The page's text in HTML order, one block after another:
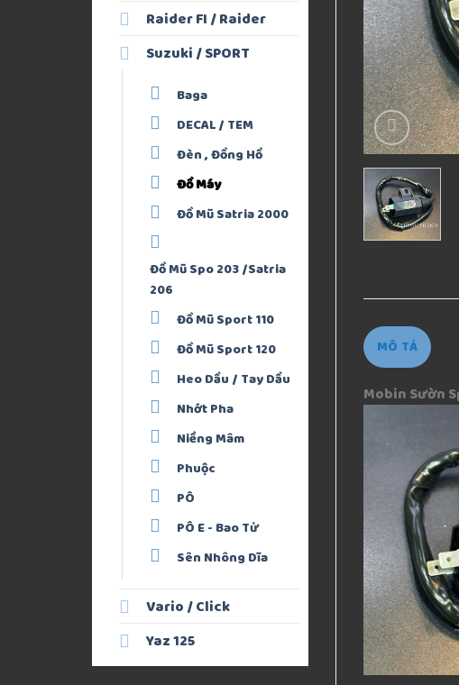
Raider FI / Raider
Suzuki / SPORT
Baga
DECAL / TEM
Đèn , Đồng Hồ
Đồ Máy
Đồ Mũ Satria 2000
Đồ Mũ Spo 203 /Satria
206
Đồ Mũ Sport 110
Đồ Mũ Sport 120
Heo Dầu / Tay Dầu
Nhớt Pha
Niềng Mâm
Phuộc
PÔ
PÔ E - Bao Tử
Sên Nhông Dĩa
Vario / Click
Yaz 125
MÔ TẢ
Mobin Sườn